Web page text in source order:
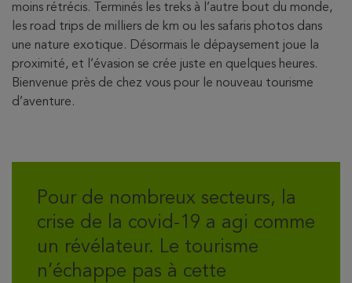
moins rétrécis. Terminés les treks à l’autre bout du monde,
les road trips de milliers de km ou les safaris photos dans
une nature exotique. Désormais le dépaysement joue la
proximité, et l’évasion se crée juste en quelques heures.
Bienvenue près de chez vous pour le nouveau tourisme
d’aventure.
Pour de nombreux secteurs, la
crise de la covid-19 a agi comme
un révélateur. Le tourisme
n’échappe pas à cette